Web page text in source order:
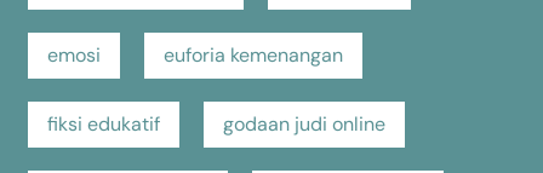
emosi euforia kemenangan
fiksi edukatif godaan judi online